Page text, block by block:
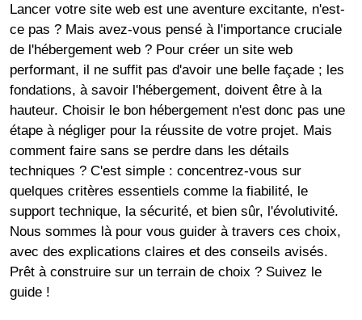
Lancer votre site web est une aventure excitante, n'est-
ce pas ? Mais avez-vous pensé à l'importance cruciale
de l'hébergement web ? Pour créer un site web
performant, il ne suffit pas d'avoir une belle façade ; les
fondations, à savoir l'hébergement, doivent être à la
hauteur. Choisir le bon hébergement n'est donc pas une
étape à négliger pour la réussite de votre projet. Mais
comment faire sans se perdre dans les détails
techniques ? C'est simple : concentrez-vous sur
quelques critères essentiels comme la fiabilité, le
support technique, la sécurité, et bien sûr, l'évolutivité.
Nous sommes là pour vous guider à travers ces choix,
avec des explications claires et des conseils avisés.
Prêt à construire sur un terrain de choix ? Suivez le
guide !